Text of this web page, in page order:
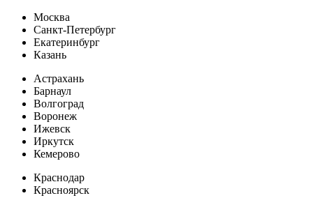
Москва
Санкт-Петербург
Екатеринбург
Казань
Астрахань
Барнаул
Волгоград
Воронеж
Ижевск
Иркутск
Кемерово
Краснодар
Красноярск